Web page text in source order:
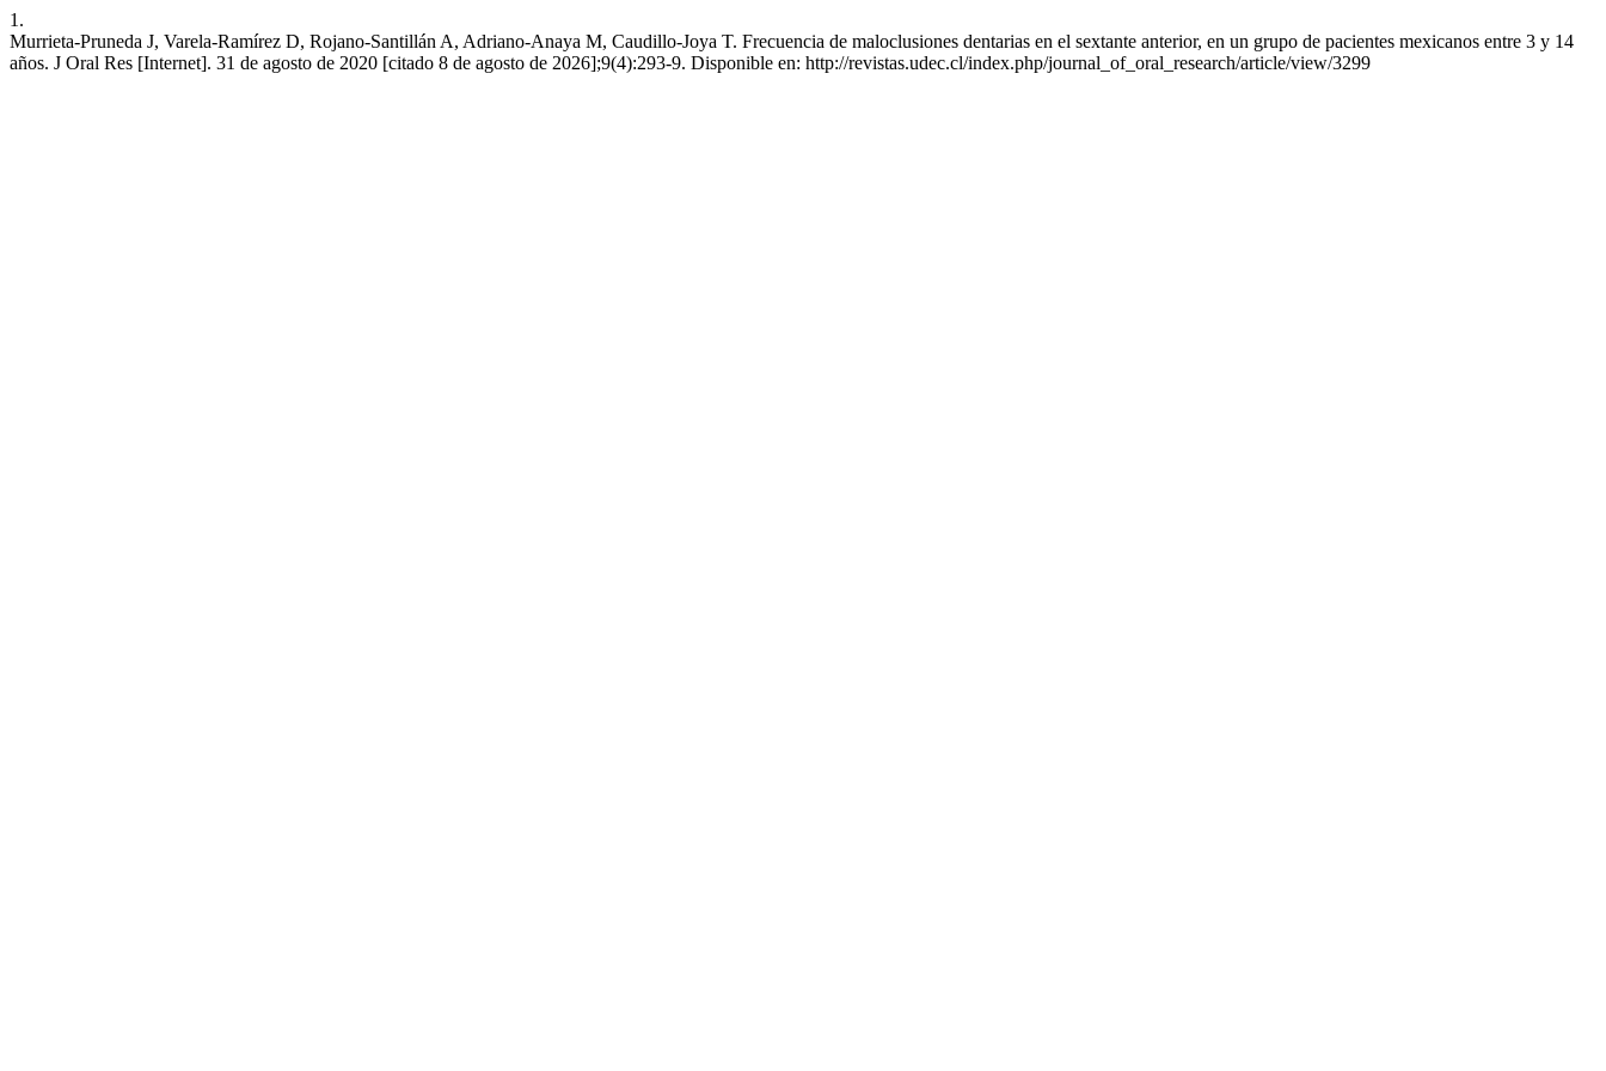
1.
Murrieta-Pruneda J, Varela-Ramírez D, Rojano-Santillán A, Adriano-Anaya M, Caudillo-Joya T. Frecuencia de maloclusiones dentarias en el sextante anterior, en un grupo de pacientes mexicanos entre 3 y 14
años. J Oral Res [Internet]. 31 de agosto de 2020 [citado 8 de agosto de 2026];9(4):293-9. Disponible en: http://revistas.udec.cl/index.php/journal_of_oral_research/article/view/3299